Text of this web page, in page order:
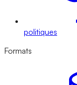
politiques
Formats